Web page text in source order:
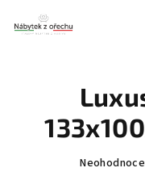
obsah
Průměrné